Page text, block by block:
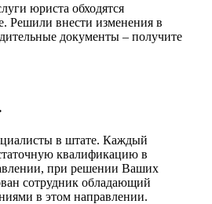
юриста обходятся
Решили внести изменения в
документы – получите
в штате. Каждый
квалификацию в
при решении Ваших
сотрудник обладающий
в этом направлении.